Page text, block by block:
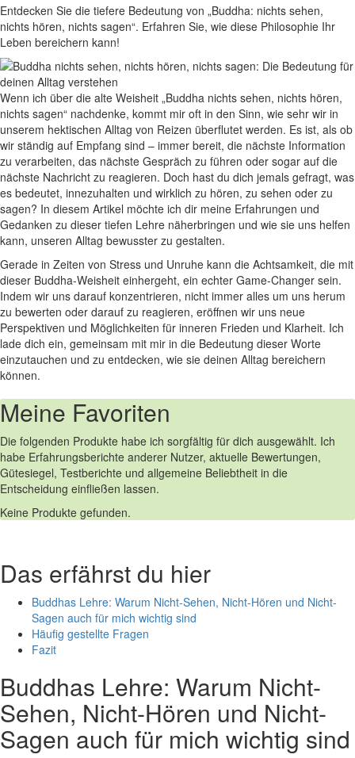
Entdecken Sie die tiefere Bedeutung von „Buddha: nichts sehen,
nichts hören, nichts sagen“. Erfahren Sie, wie diese Philosophie Ihr
Leben bereichern kann!
Wenn ich⁢ über die alte⁣ Weisheit „Buddha‌ nichts sehen, nichts hören,‍
nichts sagen“ nachdenke, kommt mir ‌oft in den Sinn, wie sehr wir in
unserem hektischen​ Alltag von Reizen überflutet werden. Es ist, als ob
​wir ⁢ständig auf Empfang sind – immer bereit, die nächste⁣ Information
zu verarbeiten, das ⁤nächste Gespräch zu führen oder sogar auf die
nächste Nachricht zu reagieren. Doch hast du dich jemals gefragt, was
es bedeutet, innezuhalten und wirklich zu ⁤hören, zu sehen oder⁣ zu
sagen? In diesem Artikel möchte ich ⁤dir meine Erfahrungen und
Gedanken zu dieser tiefen Lehre näherbringen und wie‌ sie uns helfen
kann,⁤ unseren Alltag bewusster zu gestalten.
Gerade in ​Zeiten von Stress ⁢und ‌Unruhe kann die Achtsamkeit, die ​mit
dieser Buddha-Weisheit einhergeht, ein echter Game-Changer ‍sein.
Indem wir uns darauf konzentrieren,​ nicht immer alles um uns herum
zu⁣ bewerten oder darauf zu reagieren, eröffnen wir uns neue
Perspektiven und Möglichkeiten ‍für⁣ inneren⁤ Frieden und Klarheit. Ich
lade dich ein, gemeinsam mit mir in die Bedeutung dieser Worte
einzutauchen und zu⁤ entdecken, wie sie deinen Alltag bereichern
können.
Meine ⁣Favoriten
Die folgenden Produkte ​habe ich sorgfältig für ⁢dich ausgewählt. Ich
habe Erfahrungsberichte anderer Nutzer, ⁢aktuelle Bewertungen,‌
Gütesiegel, Testberichte ‌und allgemeine Beliebtheit in die
Entscheidung einfließen lassen.
Keine Produkte gefunden.
Das erfährst du hier
Buddhas ⁤Lehre:​ Warum Nicht-Sehen, Nicht-Hören und Nicht-
Sagen auch für mich wichtig sind
Häufig gestellte Fragen
Fazit
Buddhas Lehre: Warum Nicht-
Sehen, Nicht-Hören und Nicht-
Sagen auch für mich wichtig sind